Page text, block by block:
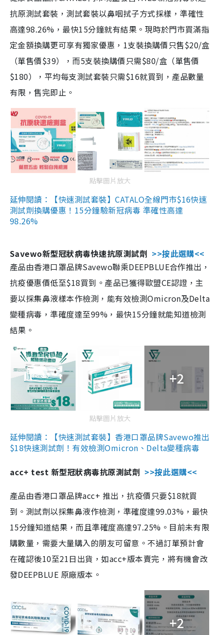
抗原測試套裝，測試套裝以鼻咽拭子方式採樣，準確性
高達98.26%，最快15分鐘就有結果。現時於門市買滿指
定金額換購更可享有獨家優惠，1支裝換購價只售$20/盒
（單售價$39），而5支裝換購價只需$80/盒（單售價
$180），平均每支測試套裝只需$16就買到，產品數量
有限，售完即止。
點擊圖片放大
延伸閱讀：【快速測試套裝】CATALO全線門市$16快速
測試劑換購優惠！15分鐘驗新冠病毒 準確性高達
98.26%
Savewo新型冠狀病毒快速抗原測試劑 >>按此選購<<
產品由香港口罩品牌Savewo聯乘DEEPBLUE合作推出，
抗疫優惠價低至$18買到。產品已獲得歐盟CE認證，主
要以採集鼻液樣本作檢測，能有效檢測Omicron及Delta
變種病毒，準確度達至99%，最快15分鐘就能知道檢測
結果。
+2
點擊圖片放大
延伸閱讀：【快速測試套裝】香港口罩品牌Savewo推出
$18快速測試劑！有效檢測Omicron、Delta變種病毒
acc+ test 新型冠狀病毒抗原測試劑 >>按此選購<<
產品由香港口罩品牌acc+ 推出，抗疫價只要$18就買
到。測試劑以採集鼻液作檢測，準確度達99.03%，最快
15分鐘知道結果，而且準確度高達97.25%。目前未有限
購數量，需要大量購入的朋友可留意。不過訂單預計會
在確認後10至21日出貨，如acc+版本賣完，將有機會改
發DEEPBLUE 原廠版本。
+2